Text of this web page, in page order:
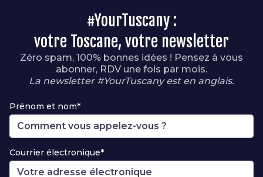
#YourTuscany :
votre Toscane, votre newsletter
Zéro spam, 100% bonnes idées ! Pensez à vous
abonner, RDV une fois par mois.
La newsletter #YourTuscany est en anglais.
Prénom et nom*
Courrier électronique*